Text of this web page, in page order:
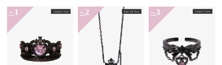
No. 1 No. 2 No. 3